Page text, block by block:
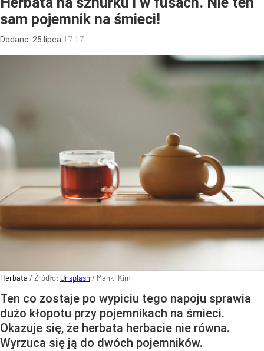
sam pojemnik na śmieci!
Dodano: 25 lipca 17:17
Herbata / Źródło: Unsplash / Manki Kim
Ten co zostaje po wypiciu tego napoju sprawia
dużo kłopotu przy pojemnikach na śmieci.
Okazuje się, że herbata herbacie nie równa.
Wyrzuca się ją do dwóch pojemników.